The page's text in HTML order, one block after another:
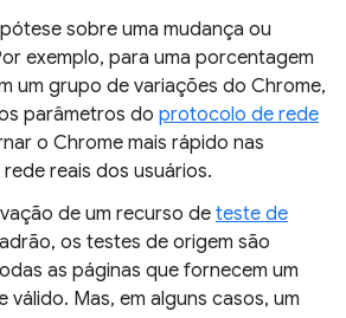
sobre uma mudança ou
exemplo, para uma porcentagem
um grupo de variações do Chrome,
parâmetros do protocolo de rede
o Chrome mais rápido nas
reais dos usuários.
de um recurso de teste de
os testes de origem são
as páginas que fornecem um
válido. Mas, em alguns casos, um